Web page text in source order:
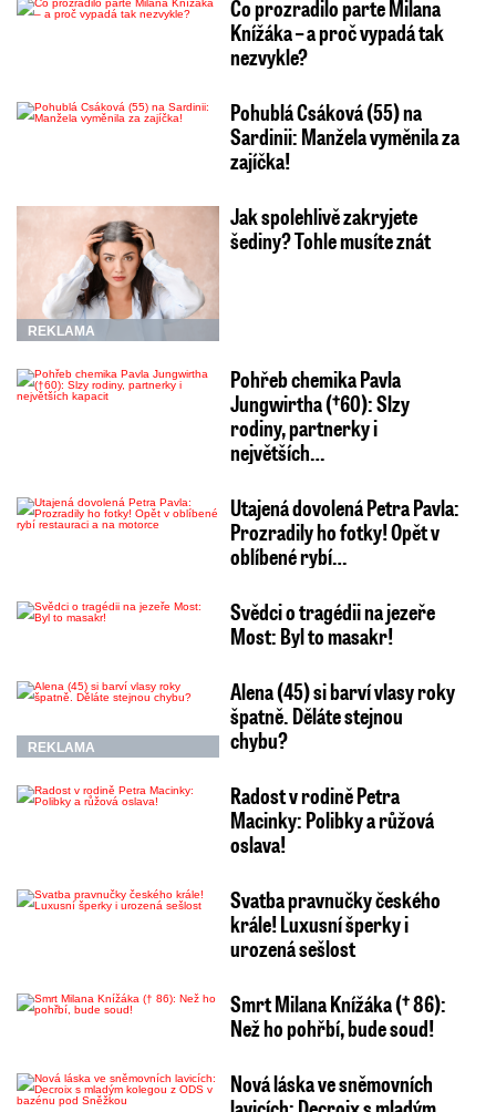
Co prozradilo parte Milana
Knížáka – a proč vypadá tak
nezvykle?
Pohublá Csáková (55) na
Sardinii: Manžela vyměnila za
zajíčka!
REKLAMA
Jak spolehlivě zakryjete
šediny? Tohle musíte znát
Pohřeb chemika Pavla
Jungwirtha (†60): Slzy
rodiny, partnerky i
největších…
Utajená dovolená Petra Pavla:
Prozradily ho fotky! Opět v
oblíbené rybí…
Svědci o tragédii na jezeře
Most: Byl to masakr!
REKLAMA
Alena (45) si barví vlasy roky
špatně. Děláte stejnou
chybu?
Radost v rodině Petra
Macinky: Polibky a růžová
oslava!
Svatba pravnučky českého
krále! Luxusní šperky i
urozená sešlost
Smrt Milana Knížáka († 86):
Než ho pohřbí, bude soud!
Nová láska ve sněmovních